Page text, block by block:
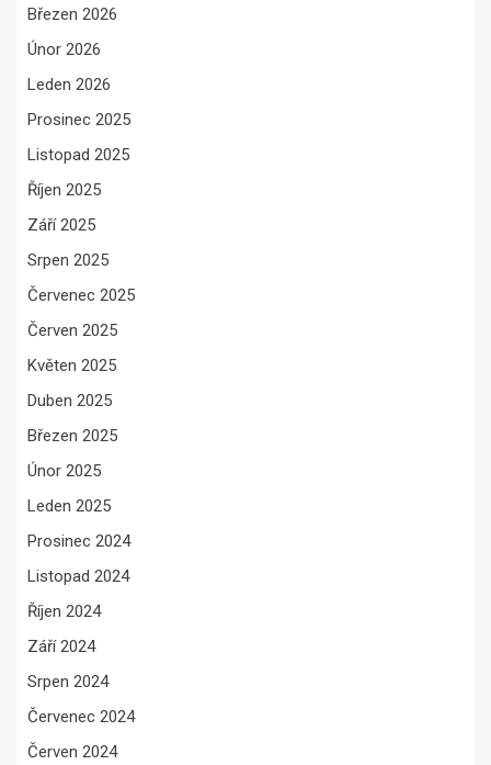
Březen 2026
Únor 2026
Leden 2026
Prosinec 2025
Listopad 2025
Říjen 2025
Září 2025
Srpen 2025
Červenec 2025
Červen 2025
Květen 2025
Duben 2025
Březen 2025
Únor 2025
Leden 2025
Prosinec 2024
Listopad 2024
Říjen 2024
Září 2024
Srpen 2024
Červenec 2024
Červen 2024